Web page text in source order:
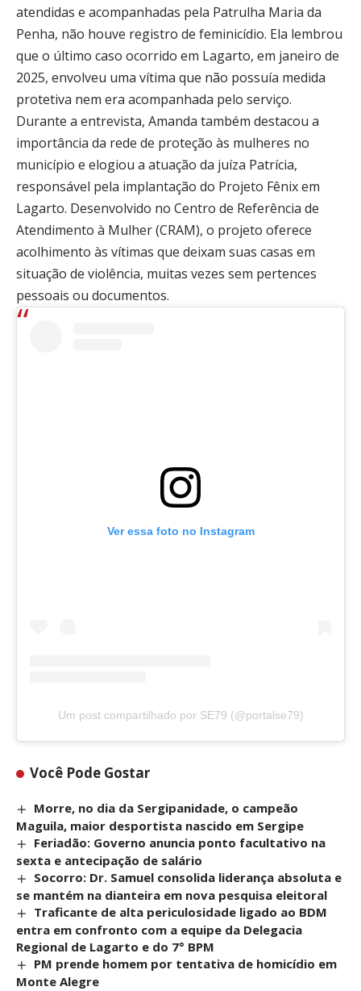
atendidas e acompanhadas pela Patrulha Maria da
Penha, não houve registro de feminicídio. Ela lembrou
que o último caso ocorrido em Lagarto, em janeiro de
2025, envolveu uma vítima que não possuía medida
protetiva nem era acompanhada pelo serviço.
Durante a entrevista, Amanda também destacou a
importância da rede de proteção às mulheres no
município e elogiou a atuação da juíza Patrícia,
responsável pela implantação do Projeto Fênix em
Lagarto. Desenvolvido no Centro de Referência de
Atendimento à Mulher (CRAM), o projeto oferece
acolhimento às vítimas que deixam suas casas em
situação de violência, muitas vezes sem pertences
pessoais ou documentos.
Ver essa foto no Instagram
Um post compartilhado por SE79 (@portalse79)
Você Pode Gostar
Morre, no dia da Sergipanidade, o campeão
Maguila, maior desportista nascido em Sergipe
Feriadão: Governo anuncia ponto facultativo na
sexta e antecipação de salário
Socorro: Dr. Samuel consolida liderança absoluta e
se mantém na dianteira em nova pesquisa eleitoral
Traficante de alta periculosidade ligado ao BDM
entra em confronto com a equipe da Delegacia
Regional de Lagarto e do 7° BPM
PM prende homem por tentativa de homicídio em
Monte Alegre